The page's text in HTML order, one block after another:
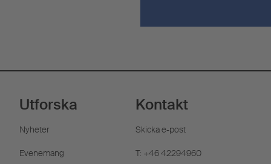
Utforska
Nyheter
Evenemang
Kontakt
Skicka e-post
T: +46 42294960